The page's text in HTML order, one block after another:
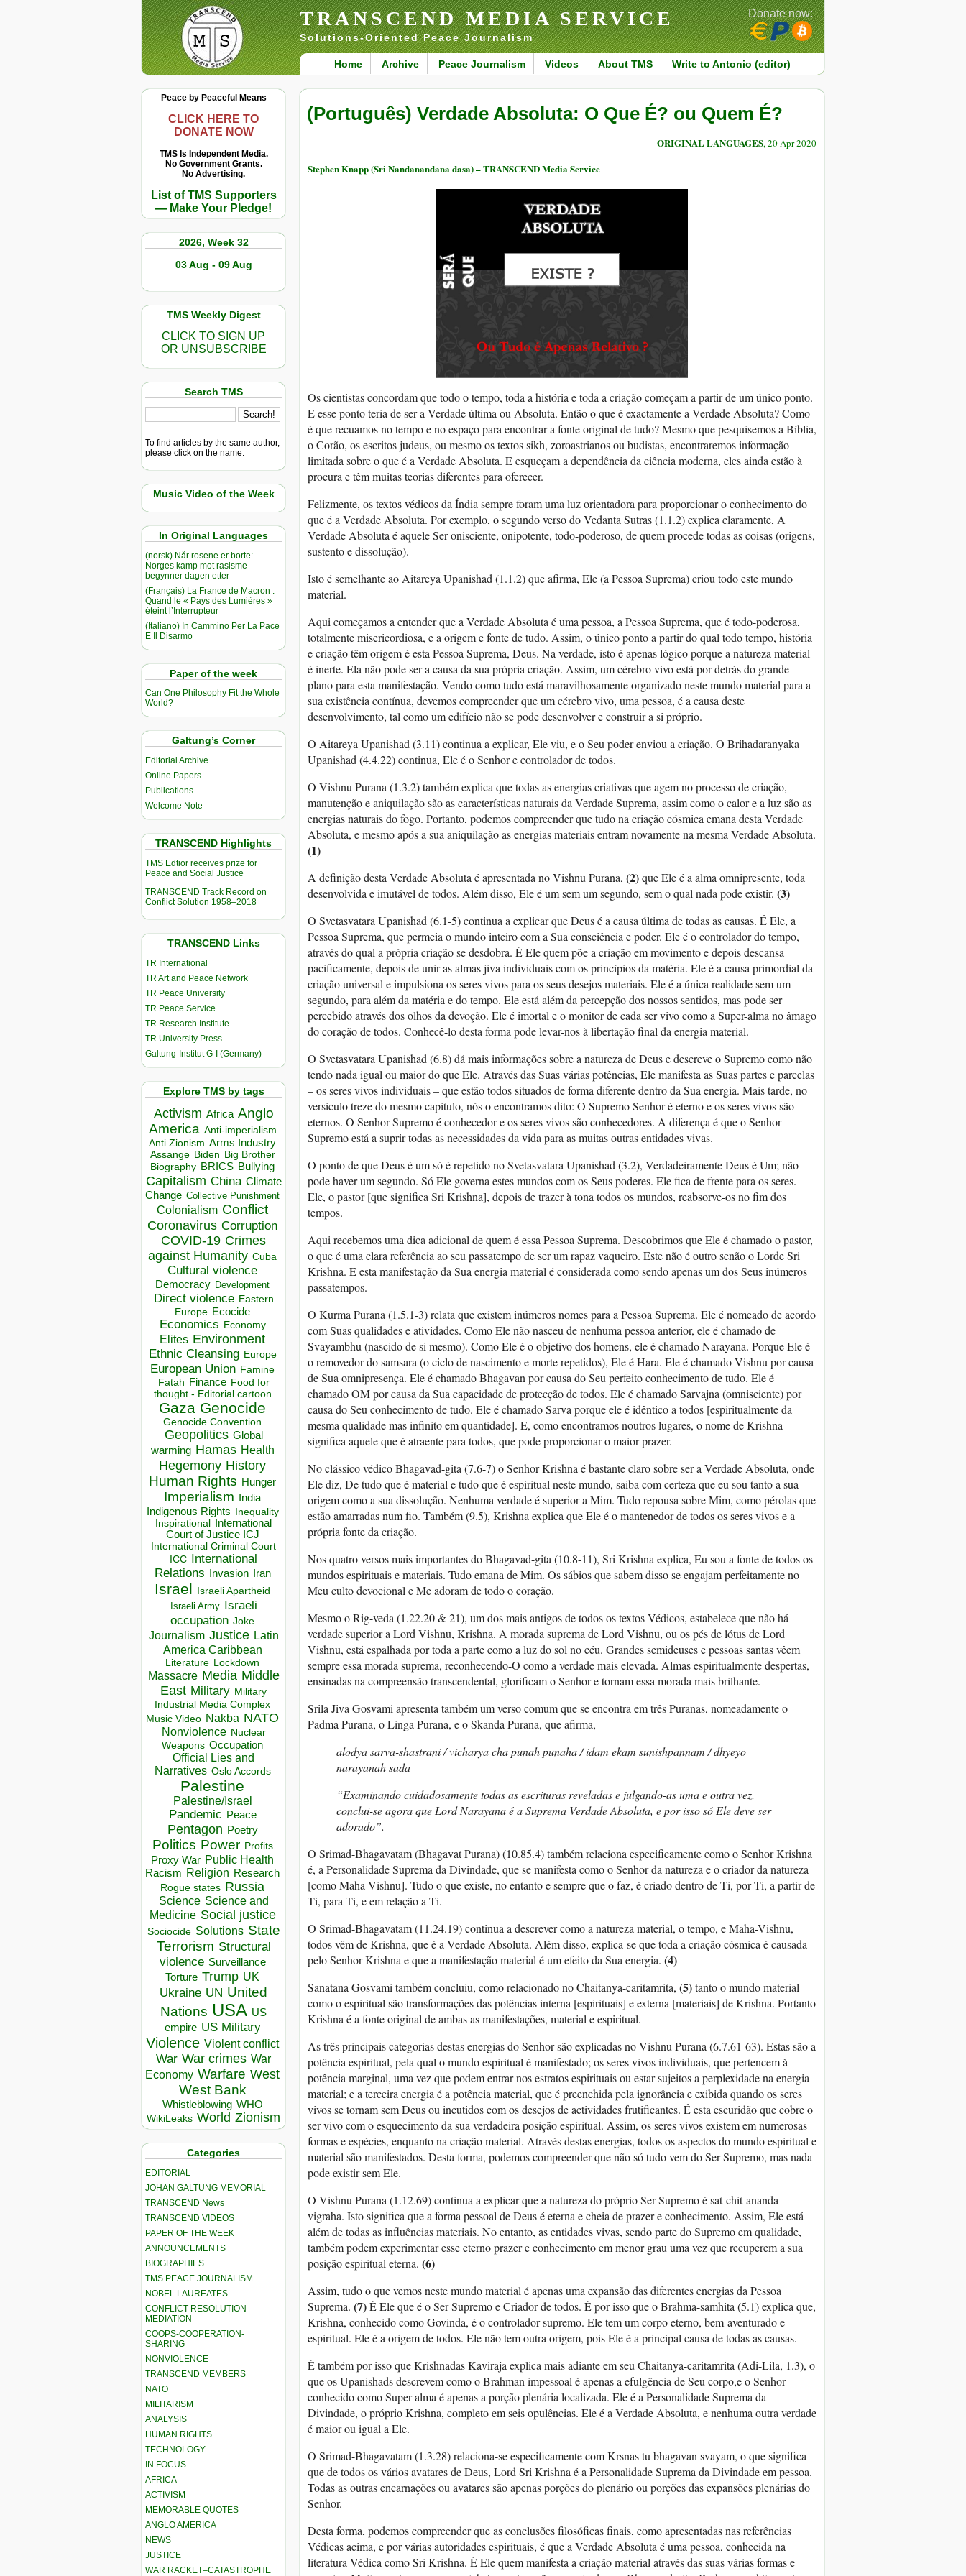
TRANSCEND MEDIA SERVICE
Solutions-Oriented Peace Journalism
Home Archive Peace Journalism Videos About TMS Write to Antonio (editor)
Donate now:
Peace by Peaceful Means
CLICK HERE TO
DONATE NOW
TMS Is Independent Media.
No Government Grants.
No Advertising.
List of TMS Supporters
— Make Your Pledge!
2026, Week 32
03 Aug - 09 Aug
TMS Weekly Digest
CLICK TO SIGN UP
OR UNSUBSCRIBE
Search TMS
To find articles by the same author,
please click on the name.
Music Video of the Week
In Original Languages
(norsk) Når rosene er borte:
Norges kamp mot rasisme
begynner dagen etter
(Français) La France de Macron :
Quand le « Pays des Lumières »
éteint l’Interrupteur
(Italiano) In Cammino Per La Pace
E Il Disarmo
Paper of the week
Can One Philosophy Fit the Whole
World?
Galtung’s Corner
Editorial Archive
Online Papers
Publications
Welcome Note
TRANSCEND Highlights
TMS Edtior receives prize for
Peace and Social Justice
TRANSCEND Track Record on
Conflict Solution 1958–2018
TRANSCEND Links
TR International
TR Art and Peace Network
TR Peace University
TR Peace Service
TR Research Institute
TR University Press
Galtung-Institut G-I (Germany)
Explore TMS by tags
Activism Africa Anglo
America Anti-imperialism
Anti Zionism Arms Industry
Assange Biden Big Brother
Biography BRICS Bullying
Capitalism China Climate
Change Collective Punishment
Colonialism Conflict
Coronavirus Corruption
COVID-19 Crimes
against Humanity Cuba
Cultural violence
Democracy Development
Direct violence Eastern
Europe Ecocide
Economics Economy
Elites Environment
Ethnic Cleansing Europe
European Union Famine
Fatah Finance Food for
thought - Editorial cartoon
Gaza Genocide
Genocide Convention
Geopolitics Global
warming Hamas Health
Hegemony History
Human Rights Hunger
Imperialism India
Indigenous Rights Inequality
Inspirational
International
Court of Justice ICJ
International Criminal Court
ICC
International
Relations
Invasion Iran
Israel Israeli Apartheid
Israeli Army Israeli
occupation Joke
Journalism Justice Latin
America Caribbean
Literature Lockdown
Massacre Media Middle
East Military Military
Industrial Media Complex
Music Video Nakba NATO
Nonviolence Nuclear
Weapons Occupation
Official Lies and
Narratives Oslo Accords
Palestine
Palestine/Israel
Pandemic Peace
Pentagon Poetry
Politics Power Profits
Proxy War Public Health
Racism Religion Research
Rogue states Russia
Science Science and
Medicine Social justice
Sociocide Solutions State
Terrorism Structural
violence Surveillance
Torture Trump UK
Ukraine UN United
Nations USA US
empire US Military
Violence Violent conflict
War War crimes War
Economy Warfare West
West Bank
Whistleblowing WHO
WikiLeaks World Zionism
Categories
EDITORIAL
JOHAN GALTUNG MEMORIAL
TRANSCEND News
TRANSCEND VIDEOS
PAPER OF THE WEEK
ANNOUNCEMENTS
BIOGRAPHIES
TMS PEACE JOURNALISM
NOBEL LAUREATES
CONFLICT RESOLUTION –
MEDIATION
COOPS-COOPERATION-
SHARING
NONVIOLENCE
TRANSCEND MEMBERS
NATO
MILITARISM
ANALYSIS
HUMAN RIGHTS
TECHNOLOGY
IN FOCUS
AFRICA
ACTIVISM
MEMORABLE QUOTES
ANGLO AMERICA
NEWS
JUSTICE
WAR RACKET–CATASTROPHE
(Português) Verdade Absoluta: O Que É? ou Quem É?
ORIGINAL LANGUAGES, 20 Apr 2020
Stephen Knapp (Sri Nandanandana dasa) – TRANSCEND Media Service
Os cientistas concordam que todo o tempo, toda a história e toda a criação começam a partir de um único ponto.
E esse ponto teria de ser a Verdade última ou Absoluta. Então o que é exactamente a Verdade Absoluta? Como
é que recuamos no tempo e no espaço para encontrar a fonte original de tudo? Mesmo que pesquisemos a Bíblia,
o Corão, os escritos judeus, ou mesmo os textos sikh, zoroastrianos ou budistas, encontraremos informação
limitada sobre o que é a Verdade Absoluta. E esqueçam a dependência da ciência moderna, eles ainda estão à
procura e têm muitas teorias diferentes para oferecer.
Felizmente, os textos védicos da Índia sempre foram uma luz orientadora para proporcionar o conhecimento do
que é a Verdade Absoluta. Por exemplo, o segundo verso do Vedanta Sutras (1.1.2) explica claramente, A
Verdade Absoluta é aquele Ser onisciente, onipotente, todo-poderoso, de quem procede todas as coisas (origens,
sustento e dissolução).
Isto é semelhante ao Aitareya Upanishad (1.1.2) que afirma, Ele (a Pessoa Suprema) criou todo este mundo
material.
Aqui começamos a entender que a Verdade Absoluta é uma pessoa, a Pessoa Suprema, que é todo-poderosa,
totalmente misericordiosa, e a origem e fonte de tudo. Assim, o único ponto a partir do qual todo tempo, história
e criação têm origem é esta Pessoa Suprema, Deus. Na verdade, isto é apenas lógico porque a natureza material
é inerte. Ela não pode ser a causa da sua própria criação. Assim, um cérebro vivo está por detrás do grande
plano para esta manifestação. Vendo como tudo está maravilhosamente organizado neste mundo material para a
sua existência contínua, devemos compreender que um cérebro vivo, uma pessoa, é a causa deste
desenvolvimento, tal como um edifício não se pode desenvolver e construir a si próprio.
O Aitareya Upanishad (3.11) continua a explicar, Ele viu, e o Seu poder enviou a criação. O Brihadaranyaka
Upanishad (4.4.22) continua, Ele é o Senhor e controlador de todos.
O Vishnu Purana (1.3.2) também explica que todas as energias criativas que agem no processo de criação,
manutenção e aniquilação são as características naturais da Verdade Suprema, assim como o calor e a luz são as
energias naturais do fogo. Portanto, podemos compreender que tudo na criação cósmica emana desta Verdade
Absoluta, e mesmo após a sua aniquilação as energias materiais entram novamente na mesma Verdade Absoluta.
(1)
A definição desta Verdade Absoluta é apresentada no Vishnu Purana, (2)que Ele é a alma omnipresente, toda
desenvolvida e imutável de todos. Além disso, Ele é um sem um segundo, sem o qual nada pode existir. (3)
O Svetasvatara Upanishad (6.1-5) continua a explicar que Deus é a causa última de todas as causas. É Ele, a
Pessoa Suprema, que permeia o mundo inteiro com a Sua consciência e poder. Ele é o controlador do tempo,
através do qual a própria criação se desdobra. É Ele quem põe a criação em movimento e depois descansa
pacificamente, depois de unir as almas jiva individuais com os princípios da matéria. Ele é a causa primordial da
criação universal e impulsiona os seres vivos para os seus desejos materiais. Ele é a única realidade sem um
segundo, para além da matéria e do tempo. Ele está além da percepção dos nossos sentidos, mas pode ser
percebido através dos olhos da devoção. Ele é imortal e o monitor de cada ser vivo como a Super-alma no âmago
do coração de todos. Conhecê-lo desta forma pode levar-nos à libertação final da energia material.
O Svetasvatara Upanishad (6.8) dá mais informações sobre a natureza de Deus e descreve o Supremo como não
tendo nada igual ou maior do que Ele. Através das Suas várias potências, Ele manifesta as Suas partes e parcelas
– os seres vivos individuais – que estão todos situados de forma diferente dentro da Sua energia. Mais tarde, no
versículo treze do mesmo capítulo, nós o encontramos dito: O Supremo Senhor é eterno e os seres vivos são
eternos. O Senhor Supremo é conhecedor e os seres vivos são conhecedores. A diferença é que o Senhor
Supremo está a suprir todas as necessidades da vida para as muitas outras entidades vivas.
O ponto de que Deus é um só é repetido no Svetasvatara Upanishad (3.2), Verdadeiramente Deus é Um; não
pode haver um segundo. Só Ele governa estes mundos com os Seus poderes. Ele fica de frente para os seres.
Ele, o pastor [que significa Sri Krishna], depois de trazer à tona todos os mundos, reabsorve-os no fim dos
tempos.
Aqui recebemos uma dica adicional de quem é essa Pessoa Suprema. Descobrimos que Ele é chamado o pastor,
o que é uma clara referência ao seu passatempo de ser um rapaz vaqueiro. Este não é outro senão o Lorde Sri
Krishna. E esta manifestação da Sua energia material é considerada como sendo apenas um dos Seus inúmeros
passatempos.
O Kurma Purana (1.5.1-3) relata que existem inúmeros nomes para a Pessoa Suprema. Ele é nomeado de acordo
com Suas qualidades e atividades. Como Ele não nasceu de nenhuma pessoa anterior, ele é chamado de
Svayambhu (nascido de si mesmo). Como Ele é o objetivo dos homens, ele é chamado Narayana. Porque Ele é
o removedor do samsara (o ciclo de nascimento e morte repetidos), Ele é Hara. Ele é chamado Vishnu por causa
de Sua omnipresença. Ele é chamado Bhagavan por causa do Seu perfeito conhecimento de tudo. Ele é
chamado OM por causa da Sua capacidade de protecção de todos. Ele é chamado Sarvajna (omnisciente) por
causa do Seu conhecimento de tudo. Ele é chamado Sarva porque ele é idêntico a todos [espiritualmente da
mesma qualidade mas infinito em quantidade]. E, como encontramos noutros lugares, o nome de Krishna
significa aquele que é atraente para todos, que pode proporcionar o maior prazer.
No clássico védico Bhagavad-gita (7.6-7) o Senhor Krishna é bastante claro sobre ser a Verdade Absoluta, onde
Ele diz, De tudo que é material e tudo que é espiritual neste mundo, saiba com certeza que eu sou tanto a sua
origem como a sua dissolução. Nenhuma verdade é superior a Mim. Tudo repousa sobre Mim, como pérolas que
estão amarradas num fio. Também (9.5), Krishna explica que Ele é o mantenedor de todos os seres vivos e a
própria fonte da criação.
Nos quatro versos mais importantes do Bhagavad-gita (10.8-11), Sri Krishna explica, Eu sou a fonte de todos os
mundos espirituais e materiais. Tudo emana de Mim. Os sábios que sabem disso se engajam perfeitamente no
Meu culto devocional e Me adoram de todo o coração.
Mesmo o Rig-veda (1.22.20 & 21), um dos mais antigos de todos os textos Védicos, estabelece que não há
verdade superior a Lord Vishnu, Krishna. A morada suprema de Lord Vishnu, ou os pés de lótus de Lord
Vishnu, está espalhada por toda a parte como a luz do sol no céu. Grandes semideuses e pessoas santas vêem
sempre essa morada suprema, reconhecendo-O como a verdade mais elevada. Almas espiritualmente despertas,
ensinadas na compreensão transcendental, glorificam o Senhor e tornam essa morada mais brilhante.
Srila Jiva Gosvami apresenta também um verso comum que se encontra em três Puranas, nomeadamente o
Padma Purana, o Linga Purana, e o Skanda Purana, que afirma,
alodya sarva-shastrani / vicharya cha punah punaha / idam ekam sunishpannam / dhyeyo
narayanah sada
“Examinando cuidadosamente todas as escrituras reveladas e julgando-as uma e outra vez,
conclui-se agora que Lord Narayana é a Suprema Verdade Absoluta, e por isso só Ele deve ser
adorado”.
O Srimad-Bhagavatam (Bhagavat Purana) (10.85.4) também relaciona especificamente como o Senhor Krishna
é, a Personalidade Suprema da Divindade, que se manifesta como o Senhor da natureza e o criador da natureza
[como Maha-Vishnu]. Tudo o que existe, no entanto e sempre que o faz, é criado dentro de Ti, por Ti, a partir de
Ti, para Ti, e em relação a Ti.
O Srimad-Bhagavatam (11.24.19) continua a descrever como a natureza material, o tempo, e Maha-Vishnu,
todos vêm de Krishna, que é a Verdade Absoluta. Além disso, explica-se que toda a criação cósmica é causada
pelo Senhor Krishna e que a manifestação material é um efeito da Sua energia. (4)
Sanatana Gosvami também concluiu, como relacionado no Chaitanya-caritamrita, (5)tanto o mundo material
como o espiritual são transformações das potências interna [espirituais] e externa [materiais] de Krishna. Portanto
Krishna é a fonte original de ambas as manifestações, material e espiritual.
As três principais categorias destas energias do Senhor são explicadas no Vishnu Purana (6.7.61-63). Estas são a
potência espiritual, pela qual o mundo espiritual é manifestado; os seres vivos individuais, que pertencem à
potência marginal, uma vez que podem entrar nos estratos espirituais ou estar sujeitos a perplexidade na energia
material; e a terceira energia é a potência material, que é preenchida pela ignorância e exibida quando os seres
vivos se tornam sem Deus ou incutidos com os desejos de actividades frutificantes. É esta escuridão que cobre o
ser vivo com o esquecimento da sua verdadeira posição espiritual. Assim, os seres vivos existem em numerosas
formas e espécies, enquanto na criação material. Através destas energias, todos os aspectos do mundo espiritual e
material são manifestados. Desta forma, podemos compreender que não só tudo vem do Ser Supremo, mas nada
pode existir sem Ele.
O Vishnu Purana (1.12.69) continua a explicar que a natureza do próprio Ser Supremo é sat-chit-ananda-
vigraha. Isto significa que a forma pessoal de Deus é eterna e cheia de prazer e conhecimento. Assim, Ele está
além de todas as influências materiais. No entanto, as entidades vivas, sendo parte do Supremo em qualidade,
também podem experimentar esse eterno prazer e conhecimento em menor grau uma vez que recuperem a sua
posição espiritual eterna. (6)
Assim, tudo o que vemos neste mundo material é apenas uma expansão das diferentes energias da Pessoa
Suprema. (7)É Ele que é o Ser Supremo e Criador de todos. É por isso que o Brahma-samhita (5.1) explica que,
Krishna, conhecido como Govinda, é o controlador supremo. Ele tem um corpo eterno, bem-aventurado e
espiritual. Ele é a origem de todos. Ele não tem outra origem, pois Ele é a principal causa de todas as causas.
É também por isso que Krishnadas Kaviraja explica mais adiante em seu Chaitanya-caritamrita (Adi-Lila, 1.3), o
que os Upanishads descrevem como o Brahman impessoal é apenas a efulgência de Seu corpo,e o Senhor
conhecido como Super alma é apenas a porção plenária localizada. Ele é a Personalidade Suprema da
Divindade, o próprio Krishna, completo em seis opulências. Ele é a Verdade Absoluta, e nenhuma outra verdade
é maior ou igual a Ele.
O Srimad-Bhagavatam (1.3.28) relaciona-se especificamente com Krsnas tu bhagavan svayam, o que significa
que de todos os vários avatares de Deus, Lord Sri Krishna é a Personalidade Suprema da Divindade em pessoa.
Todas as outras encarnações ou avatares são apenas porções do plenário ou porções das expansões plenárias do
Senhor.
Desta forma, podemos compreender que as conclusões filosóficas finais, como apresentadas nas referências
Védicas acima, e por várias autoridades espirituais, é que a Verdade Absoluta é uma pessoa, conhecida na
literatura Védica como Sri Krishna. É Ele quem manifesta a criação material através das suas várias formas e